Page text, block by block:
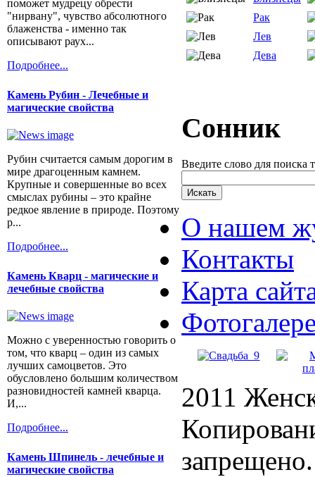
поможет мудрецу обрести
"нирвану", чувство абсолютного
блаженства - именно так
описывают раух...
Подробнее...
Камень Рубин - Лечебные и
магические свойства
Рубин считается самым дорогим в
мире драгоценным камнем.
Крупные и совершенные во всех
смыслах рубины – это крайне
редкое явление в природе. Поэтому
р...
Подробнее...
Камень Кварц - магические и
лечебные свойства
Можно с уверенностью говорить о
том, что кварц – один из самых
лучших самоцветов. Это
обусловлено большим количеством
разновидностей камней кварца.
И,...
Подробнее...
Камень Шпинель - лечебные и
магические свойства
Рак
Лев
Дева
Сонник
Введите слово для поиска
О нашем
Контакты
Карта
2011
запрещено.